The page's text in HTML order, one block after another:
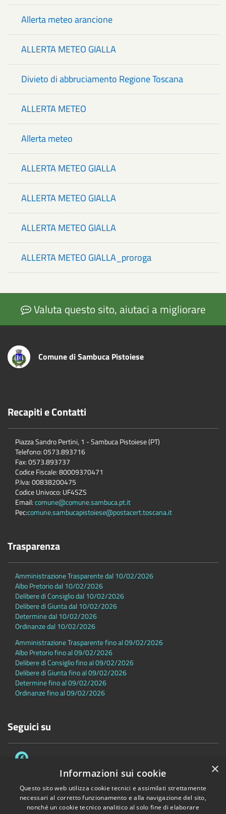
Allerta meteo arancione
ALLERTA METEO GIALLA
Divieto di abbruciamento Regione Toscana
ALLERTA METEO
Allerta meteo
ALLERTA METEO GIALLA
ALLERTA METEO GIALLA
ALLERTA METEO GIALLA
ALLERTA METEO GIALLA_proroga
Valuta questo sito, aiutaci a migliorare
Comune di Sambuca Pistoiese
Recapiti e Contatti
Piazza Sandro Pertini, 1 - Sambuca Pistoiese (PT)
Telefono: 0573.893716
Fax: 0573.893737
Codice Fiscale: 80009370471
P.Iva: 00838200475
Codice Univoco: UF4SZS
Email:comune@comune.sambuca.pt.it
Pec:comune.sambucapistoiese@postacert.toscana.it
Trasparenza
Amministrazione Trasparente dal 10/02/2026
Albo Pretorio dal 10/02/2026
Delibere di Consiglio dal 10/02/2026
Delibere di Giunta dal 10/02/2026
Determine dal 10/02/2026
Ordinanze dal 10/02/2026
Amministrazione Trasparente fino al 09/02/2026
Albo Pretorio fino al 09/02/2026
Delibere di Consiglio fino al 09/02/2026
Delibere di Giunta fino al 09/02/2026
Determine fino al 09/02/2026
Ordinanze fino al 09/02/2026
Seguici su
Accessibilità Privacy Cookie
Mappa del sito
×
Informazioni sui cookie
Questo sito web utilizza cookie tecnici e assimilati strettamente
necessari al corretto funzionamento e alla navigazione del sito,
nonché un cookie tecnico analitico al solo fine di elaborare